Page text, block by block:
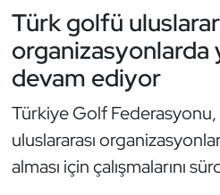
Türk golfü
organizasyonlarda
devam ediyor
Türkiye Golf Federasyonu,
uluslararası
alması için çalışmalarını
Oryantiring
Özel Sporcular
Paralimpik
Ragbi